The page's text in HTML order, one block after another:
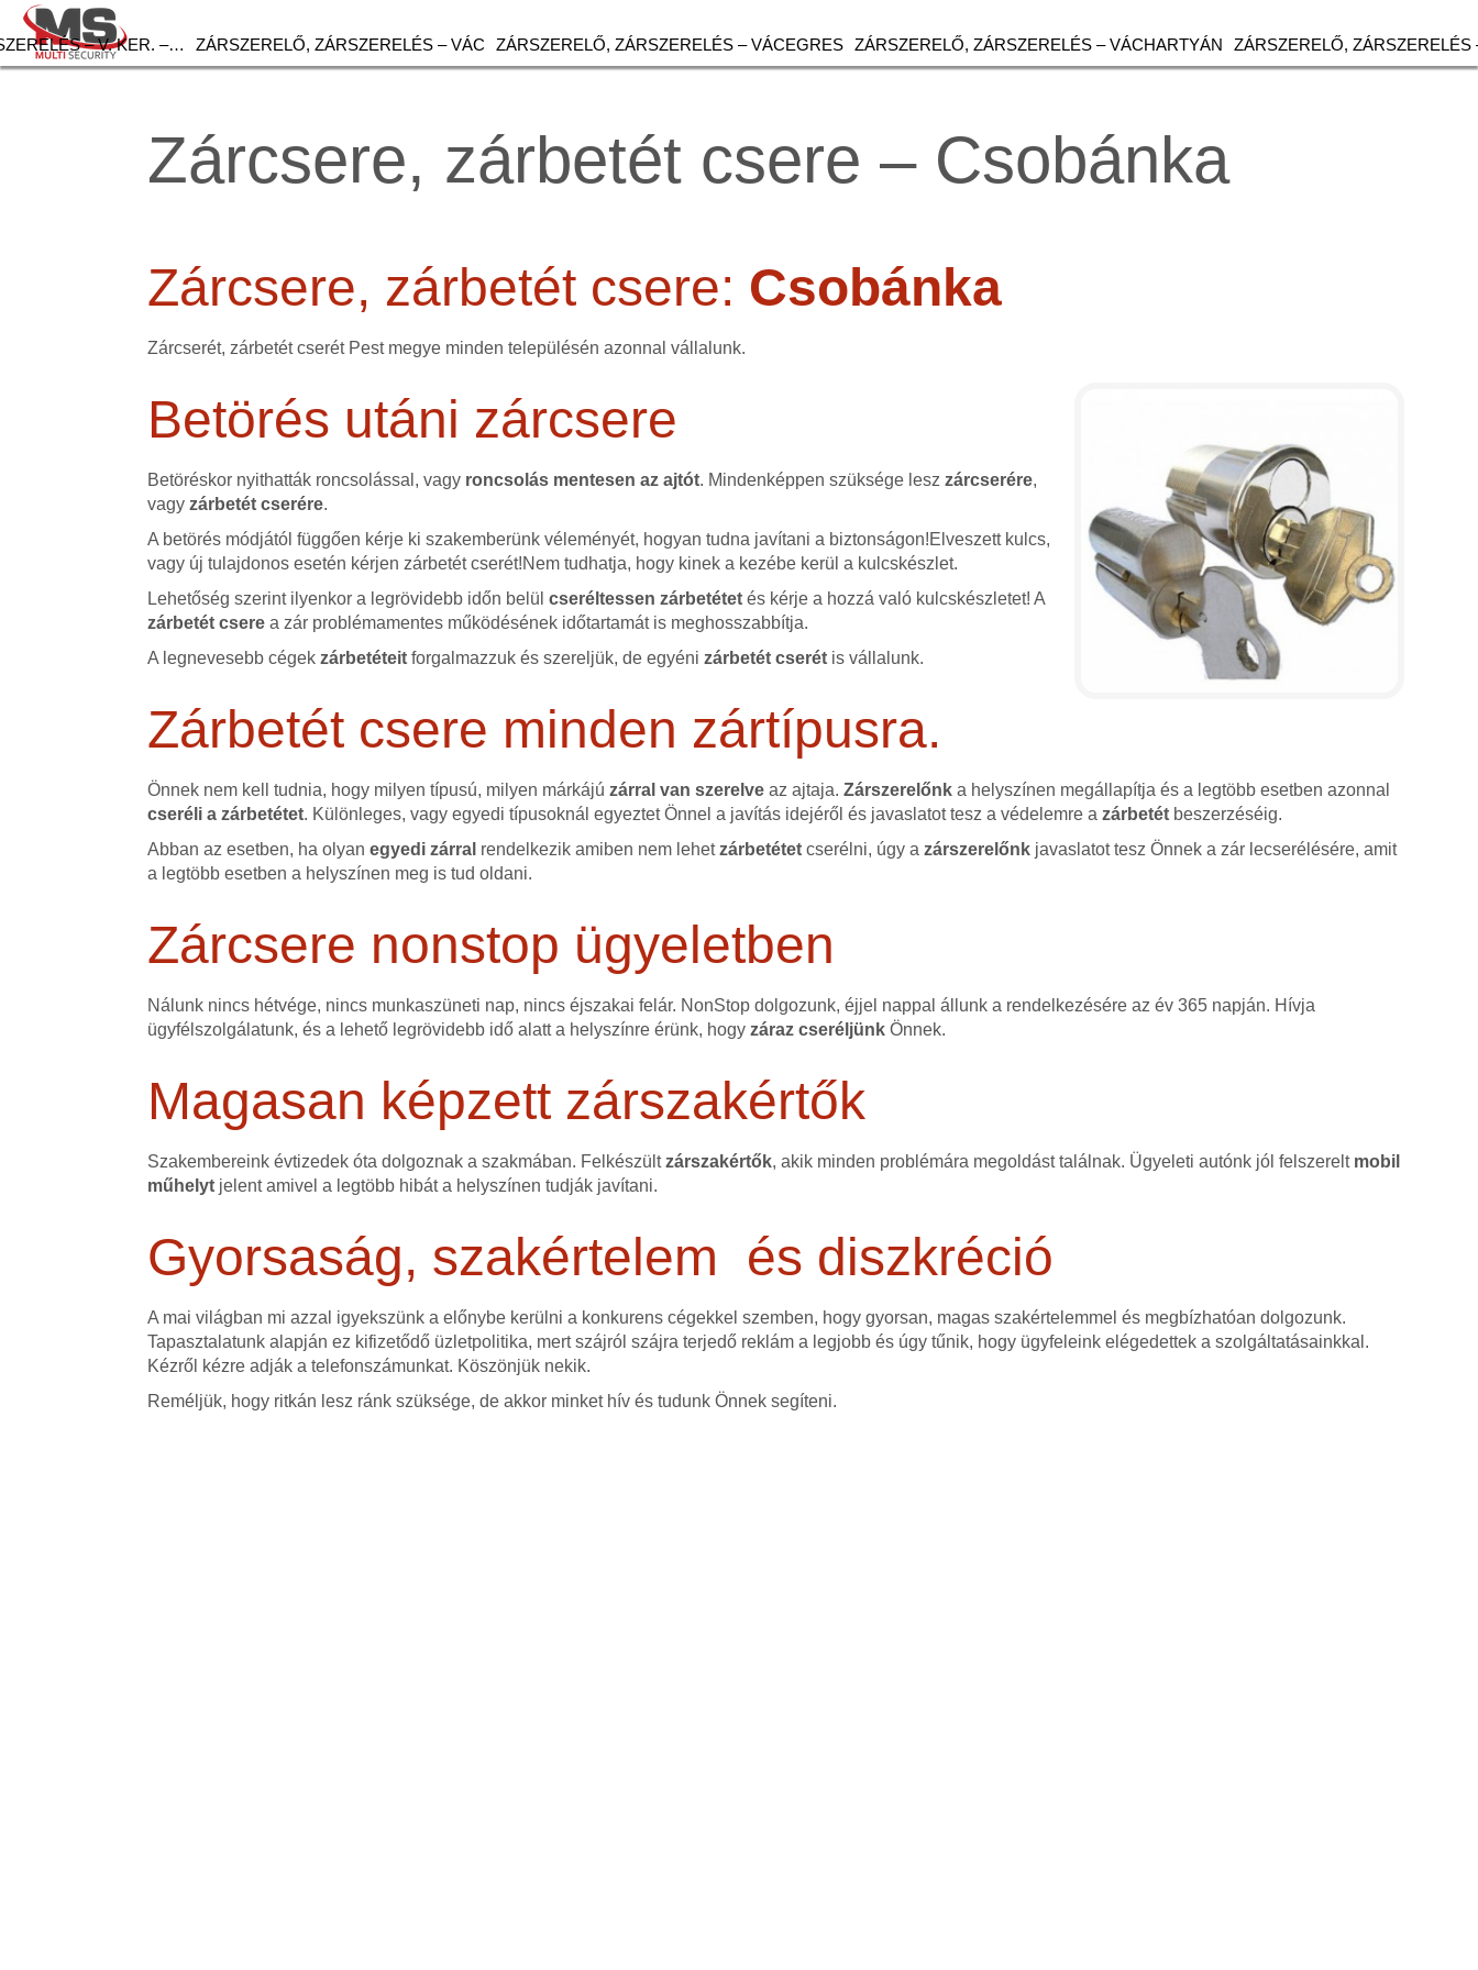
– V. KER. –… ZÁRSZERELŐ, ZÁRSZERELÉS – VÁC ZÁRSZERELŐ, ZÁRSZERELÉS – VÁCEGRES ZÁRSZERELŐ, ZÁRSZERELÉS – VÁCHARTYÁN ZÁRSZERELŐ, ZÁRSZERELÉS
Zárcsere, zárbetét csere – Csobánka
Zárcsere, zárbetét csere: Csobánka
Zárcserét, zárbetét cserét Pest megye minden településén azonnal vállalunk.
Betörés utáni zárcsere
Betöréskor nyithatták roncsolással, vagy roncsolás mentesen az ajtót. Mindenképpen szüksége leszzárcserére,
vagy zárbetét cserére.
A betörés módjától függően kérje ki szakemberünk véleményét, hogyan tudna javítani a biztonságon!Elveszett kulcs,
vagy új tulajdonos esetén kérjen zárbetét cserét!Nem tudhatja, hogy kinek a kezébe kerül a kulcskészlet.
Lehetőség szerint ilyenkor a legrövidebb időn belülcseréltessen zárbetétet és kérje a hozzá való kulcskészletet! A
zárbetét csere a zár problémamentes működésének időtartamát is meghosszabbítja.
A legnevesebb cégekzárbetéteit forgalmazzuk és szereljük, de egyénizárbetét cserét is vállalunk.
Zárbetét csere minden zártípusra.
Önnek nem kell tudnia, hogy milyen típusú, milyen márkájúzárral van szerelve az ajtaja.Zárszerelőnk a helyszínen megállapítja és a legtöbb esetben azonnal
cseréli a zárbetétet. Különleges, vagy egyedi típusoknál egyeztet Önnel a javítás idejéről és javaslatot tesz a védelemre azárbetét beszerzéséig.
Abban az esetben, ha olyanegyedi zárral rendelkezik amiben nem lehetzárbetétet cserélni, úgy a zárszerelőnk javaslatot tesz Önnek a zár lecserélésére, amit
a legtöbb esetben a helyszínen meg is tud oldani.
Zárcsere nonstop ügyeletben
Nálunk nincs hétvége, nincs munkaszüneti nap, nincs éjszakai felár. NonStop dolgozunk, éjjel nappal állunk a rendelkezésére az év 365 napján. Hívja
ügyfélszolgálatunk, és a lehető legrövidebb idő alatt a helyszínre érünk, hogyzáraz cseréljünk Önnek.
Magasan képzett zárszakértők
Szakembereink évtizedek óta dolgoznak a szakmában. Felkészültzárszakértők, akik minden problémára megoldást találnak. Ügyeleti autónk jól felszerelt mobil
műhelyt jelent amivel a legtöbb hibát a helyszínen tudják javítani.
Gyorsaság, szakértelem és diszkréció
A mai világban mi azzal igyekszünk a előnybe kerülni a konkurens cégekkel szemben, hogy gyorsan, magas szakértelemmel és megbízhatóan dolgozunk.
Tapasztalatunk alapján ez kifizetődő üzletpolitika, mert szájról szájra terjedő reklám a legjobb és úgy tűnik, hogy ügyfeleink elégedettek a szolgáltatásainkkal.
Kézről kézre adják a telefonszámunkat. Köszönjük nekik.
Reméljük, hogy ritkán lesz ránk szüksége, de akkor minket hív és tudunk Önnek segíteni.